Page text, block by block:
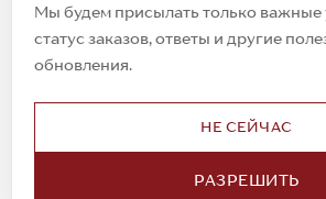
Мы будем присылать только важные
статус заказов, ответы и другие
обновления.
НЕ СЕЙЧАС
РАЗРЕШИТЬ
© 2023. AIT Shoes
Все права защищены
Обмен и